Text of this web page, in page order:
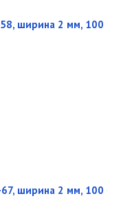
58, ширина 2 мм, 100
67, ширина 2 мм, 100